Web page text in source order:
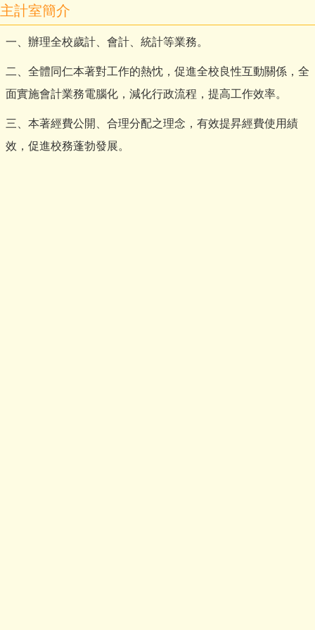
主計室簡介
一、辦理全校歲計、會計、統計等業務。
二、全體同仁本著對工作的熱忱，促進全校良性互動關係，全
面實施會計業務電腦化，減化行政流程，提高工作效率。
三、本著經費公開、合理分配之理念，有效提昇經費使用績
效，促進校務蓬勃發展。